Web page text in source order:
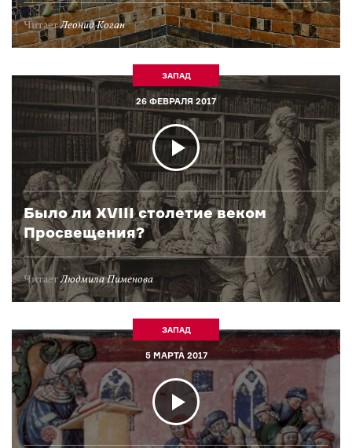
ЧитаетЛеонид Коган
ЗАПАД
26 ФЕВРАЛЯ 2017
Было ли XVIII столетие веком
Просвещения?
ЧитаетЛюдмила Пименова
ЗАПАД
5 МАРТА 2017